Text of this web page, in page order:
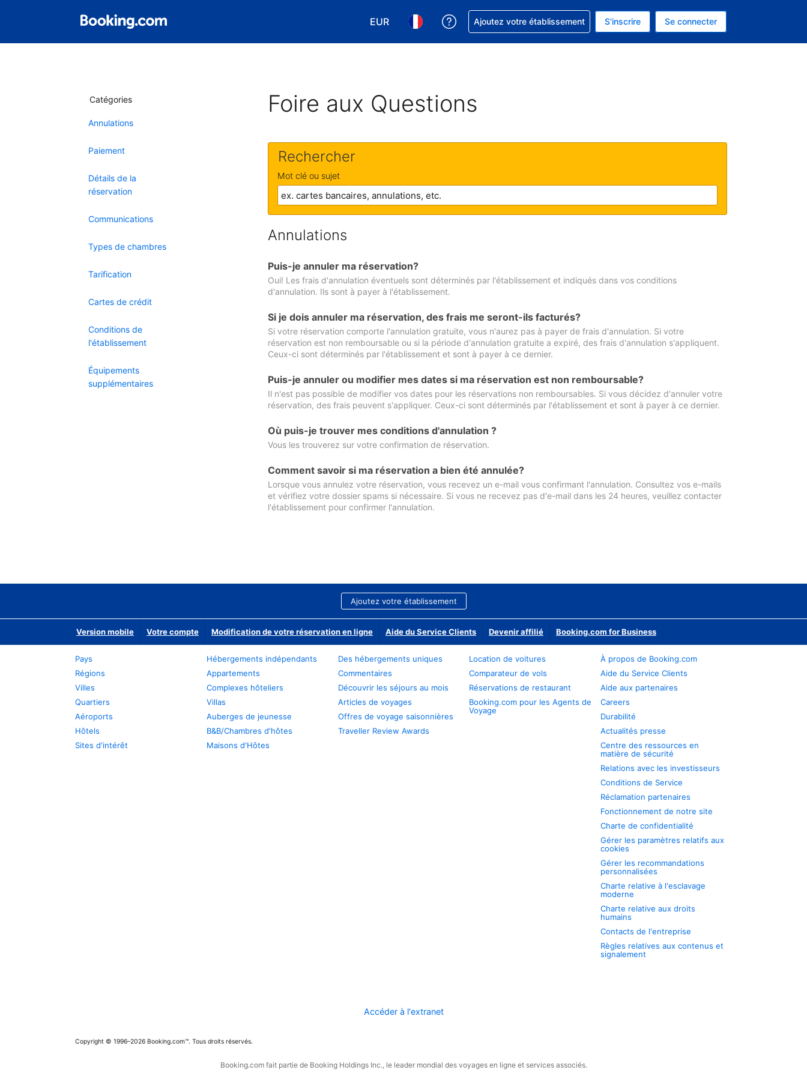
EUR
Choisissez votre devise. Votre devise actuelle est celle-ci : EUR.
Choisissez votre langue. Votre langue actuelle est celle-ci : Français.
Obtenez de l'aide concernant votre réservation
Ajoutez votre établissement S'inscrire Se connecter
Catégories
Annulations
Paiement
Détails de la
réservation
Communications
Types de chambres
Tarification
Cartes de crédit
Conditions de
l'établissement
Équipements
supplémentaires
Foire aux Questions
Rechercher
Mot clé ou sujet
Annulations
Puis-je annuler ma réservation?
Oui! Les frais d'annulation éventuels sont déterminés par l'établissement et indiqués dans vos conditions
d'annulation. Ils sont à payer à l'établissement.
Si je dois annuler ma réservation, des frais me seront-ils facturés?
Si votre réservation comporte l'annulation gratuite, vous n'aurez pas à payer de frais d'annulation. Si votre
réservation est non remboursable ou si la période d'annulation gratuite a expiré, des frais d'annulation s'appliquent.
Ceux-ci sont déterminés par l'établissement et sont à payer à ce dernier.
Puis-je annuler ou modifier mes dates si ma réservation est non remboursable?
Il n'est pas possible de modifier vos dates pour les réservations non remboursables. Si vous décidez d'annuler votre
réservation, des frais peuvent s'appliquer. Ceux-ci sont déterminés par l'établissement et sont à payer à ce dernier.
Où puis-je trouver mes conditions d'annulation ?
Vous les trouverez sur votre confirmation de réservation.
Comment savoir si ma réservation a bien été annulée?
Lorsque vous annulez votre réservation, vous recevez un e-mail vous confirmant l'annulation. Consultez vos e-mails
et vérifiez votre dossier spams si nécessaire. Si vous ne recevez pas d'e-mail dans les 24 heures, veuillez contacter
l'établissement pour confirmer l'annulation.
Ajoutez votre établissement
Version mobile Votre compte Modification de votre réservation en ligne Aide du Service Clients Devenir affilié Booking.com for Business
Pays
Régions
Villes
Quartiers
Aéroports
Hôtels
Sites d'intérêt
Hébergements indépendants
Appartements
Complexes hôteliers
Villas
Auberges de jeunesse
B&B/Chambres d'hôtes
Maisons d'Hôtes
Des hébergements uniques
Commentaires
Découvrir les séjours au mois
Articles de voyages
Offres de voyage saisonnières
Traveller Review Awards
Location de voitures
Comparateur de vols
Réservations de restaurant
Booking.com pour les Agents de
Voyage
À propos de Booking.com
Aide du Service Clients
Aide aux partenaires
Careers
Durabilité
Actualités presse
Centre des ressources en
matière de sécurité
Relations avec les investisseurs
Conditions de Service
Réclamation partenaires
Fonctionnement de notre site
Charte de confidentialité
Gérer les paramètres relatifs aux
cookies
Gérer les recommandations
personnalisées
Charte relative à l'esclavage
moderne
Charte relative aux droits
humains
Contacts de l'entreprise
Règles relatives aux contenus et
signalement
Accéder à l'extranet
Copyright © 1996–2026 Booking.com™. Tous droits réservés.
Booking.com fait partie de Booking Holdings Inc., le leader mondial des voyages en ligne et services associés.